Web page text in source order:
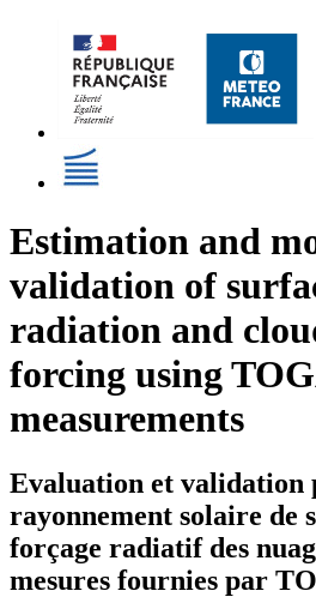
Estimation and
validation of
radiation and
forcing using
measurements
Evaluation et validation
rayonnement solaire de
forçage radiatif des
mesures fournies par